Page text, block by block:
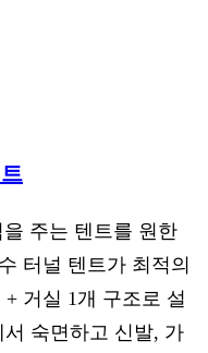
을 주는 텐트를 원한
터널 텐트가 최적의
거실 1개 구조로 설
숙면하고 신발, 가